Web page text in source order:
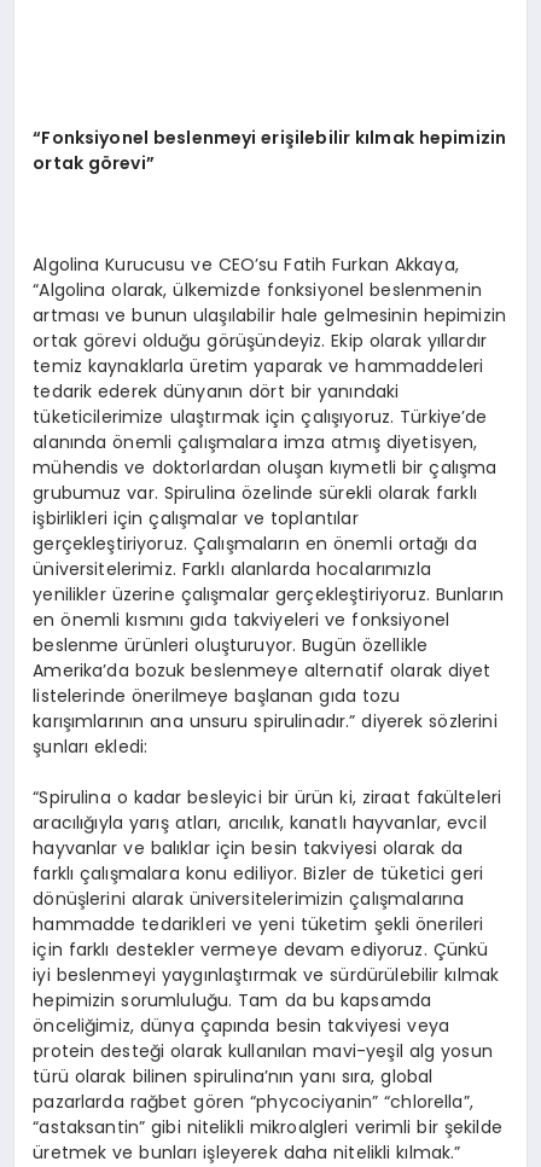
“Fonksiyonel beslenmeyi erişilebilir kılmak hepimizin
ortak görevi”
Algolina Kurucusu ve CEO’su Fatih Furkan Akkaya,
“Algolina olarak, ülkemizde fonksiyonel beslenmenin
artması ve bunun ulaşılabilir hale gelmesinin hepimizin
ortak görevi olduğu görüşündeyiz. Ekip olarak yıllardır
temiz kaynaklarla üretim yaparak ve hammaddeleri
tedarik ederek dünyanın dört bir yanındaki
tüketicilerimize ulaştırmak için çalışıyoruz. Türkiye’de
alanında önemli çalışmalara imza atmış diyetisyen,
mühendis ve doktorlardan oluşan kıymetli bir çalışma
grubumuz var. Spirulina özelinde sürekli olarak farklı
işbirlikleri için çalışmalar ve toplantılar
gerçekleştiriyoruz. Çalışmaların en önemli ortağı da
üniversitelerimiz. Farklı alanlarda hocalarımızla
yenilikler üzerine çalışmalar gerçekleştiriyoruz. Bunların
en önemli kısmını gıda takviyeleri ve fonksiyonel
beslenme ürünleri oluşturuyor. Bugün özellikle
Amerika’da bozuk beslenmeye alternatif olarak diyet
listelerinde önerilmeye başlanan gıda tozu
karışımlarının ana unsuru spirulinadır.” diyerek sözlerini
şunları ekledi:
“Spirulina o kadar besleyici bir ürün ki, ziraat fakülteleri
aracılığıyla yarış atları, arıcılık, kanatlı hayvanlar, evcil
hayvanlar ve balıklar için besin takviyesi olarak da
farklı çalışmalara konu ediliyor. Bizler de tüketici geri
dönüşlerini alarak üniversitelerimizin çalışmalarına
hammadde tedarikleri ve yeni tüketim şekli önerileri
için farklı destekler vermeye devam ediyoruz. Çünkü
iyi beslenmeyi yaygınlaştırmak ve sürdürülebilir kılmak
hepimizin sorumluluğu. Tam da bu kapsamda
önceliğimiz, dünya çapında besin takviyesi veya
protein desteği olarak kullanılan mavi-yeşil alg yosun
türü olarak bilinen spirulina’nın yanı sıra, global
pazarlarda rağbet gören “phycociyanin” “chlorella”,
“astaksantin” gibi nitelikli mikroalgleri verimli bir şekilde
üretmek ve bunları işleyerek daha nitelikli kılmak.”